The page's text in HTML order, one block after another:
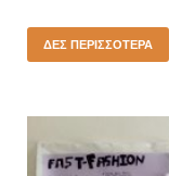
ΔΕΣ ΠΕΡΙΣΣΌΤΕΡΑ